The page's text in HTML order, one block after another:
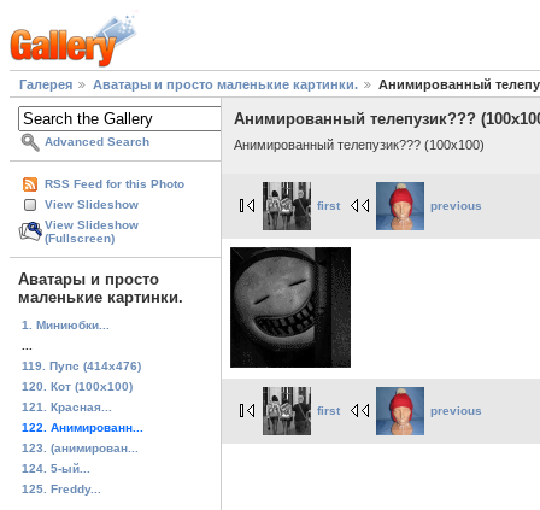
Галерея Аватары и просто маленькие картинки. Анимированный
Advanced Search
RSS Feed for this Photo
View Slideshow
View Slideshow
(Fullscreen)
Аватары и просто
маленькие картинки.
1. Миниюбки...
119. Пупс (414x476)
120. Кот (100x100)
121. Красная...
122. Анимированн...
123. (анимирован...
124. 5-ый...
125. Freddy...
Анимированный телепузик???
Анимированный телепузик??? (100x100)
first previous
first previous